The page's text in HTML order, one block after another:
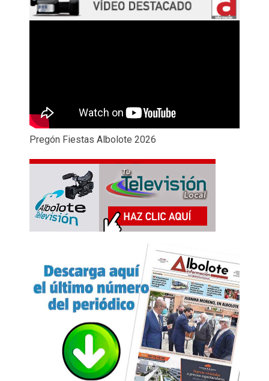
Pregón Fiestas Albolote 2026